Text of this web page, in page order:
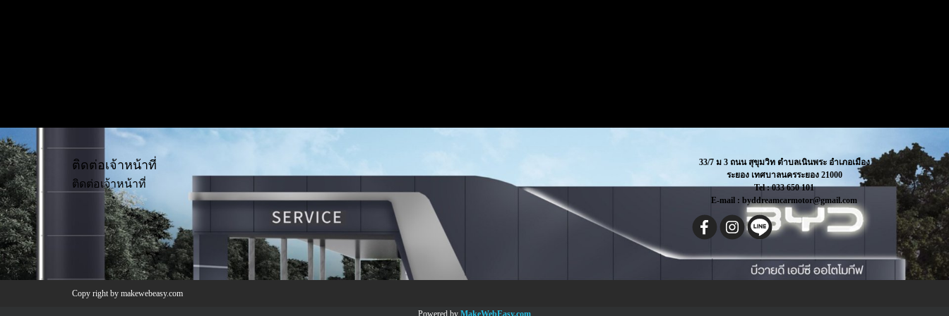
ติดต่อเจ้าหน้าที่
ติดต่อเจ้าหน้าที่
33/7 ม 3 ถนน สุขุมวิท ตำบลเนินพระ อำเภอเมือง
ระยอง เทศบาลนครระยอง 21000
Tel : 033 650 101
E-mail : byddreamcarmotor@gmail.com
Copy right by makewebeasy.com
Powered by MakeWebEasy.com